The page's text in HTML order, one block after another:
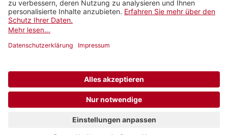
Rechtliches
Netiquette
Newsletter abonnieren